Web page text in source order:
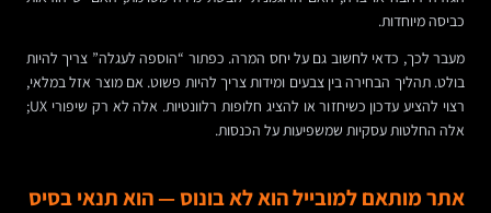
כביסה מיוחדות.
מעבר לכך, כדאי לחשוב גם על יחס המרה. כפתור “הוספה לעגלה” צריך להיות
בולט. תהליך הבחירה בין צבעים ומידות צריך להיות פשוט. אם מוצר אזל במלאי,
רצוי להציע עדכון כשיחזור או להציג חלופות רלוונטיות. אלה לא רק שיפורי UX;
אלה החלטות עסקיות שמשפיעות על הכנסות.
אתר מותאם למובייל הוא לא בונוס — הוא תנאי בסיס